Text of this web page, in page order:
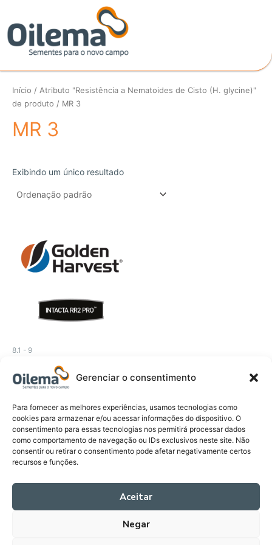
Gerenciar o consentimento
Para fornecer as melhores experiências, usamos tecnologias como
cookies para armazenar e/ou acessar informações do dispositivo. O
consentimento para essas tecnologias nos permitirá processar dados
como comportamento de navegação ou IDs exclusivos neste site. Não
consentir ou retirar o consentimento pode afetar negativamente certos
recursos e funções.
Aceitar
Negar
conteúdo
Início / Atributo "Resistência a Nematoides de Cisto (H. glycine)"
de produto / MR 3
MR 3
Exibindo um único resultado
8.1 - 9
Semente de Soja GH 2483
IPRO
0
de
5
Leia mais